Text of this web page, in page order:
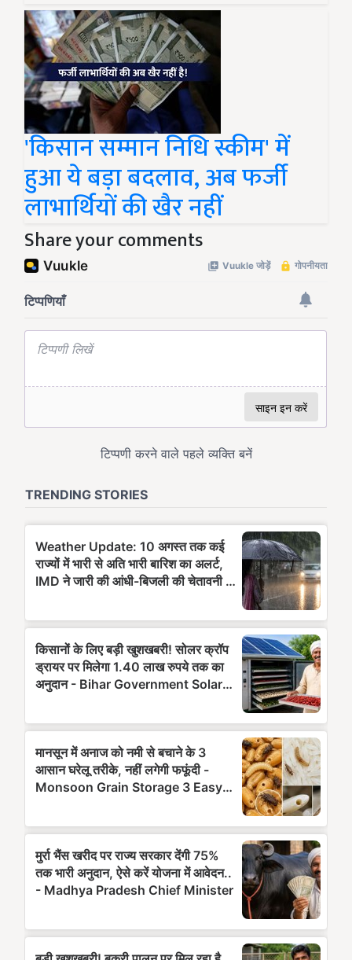
'किसान सम्मान निधि स्कीम' में
हुआ ये बड़ा बदलाव, अब फर्जी
लाभार्थियों की खैर नहीं
Share your comments